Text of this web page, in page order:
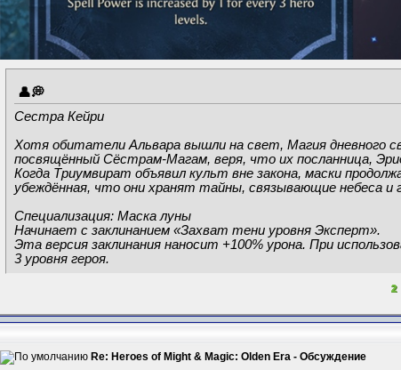
Сестра Кейри
Хотя обитатели Альвара вышли на свет, Магия дневного
посвящённый Сёстрам-Магам, веря, что их посланница,
Когда Триумвират объявил культ вне закона, маски
убеждённая, что они хранят тайны, связывающие небеса
Специализация: Маска луны
Начинает с заклинанием «Захват тени уровня Эксперт».
Эта версия заклинания наносит +100% урона. При
3 уровня героя.
2
Re: Heroes of Might & Magic: Olden Era - Обсуждение